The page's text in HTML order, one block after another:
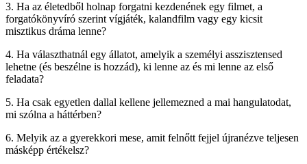
3. Ha az életedből holnap forgatni kezdenének egy filmet, a
forgatókönyvíró szerint vígjáték, kalandfilm vagy egy kicsit
misztikus dráma lenne?
4. Ha választhatnál egy állatot, amelyik a személyi asszisztensed
lehetne (és beszélne is hozzád), ki lenne az és mi lenne az első
feladata?
5. Ha csak egyetlen dallal kellene jellemezned a mai hangulatodat,
mi szólna a háttérben?
6. Melyik az a gyerekkori mese, amit felnőtt fejjel újranézve teljesen
másképp értékelsz?